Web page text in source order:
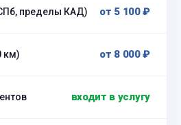
пределы КАД) от 5 100 ₽
км) от 8 000 ₽
входит в услугу